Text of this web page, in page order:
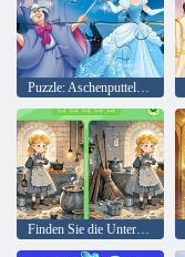
Puzzle: Aschenputtel verwandelt sich